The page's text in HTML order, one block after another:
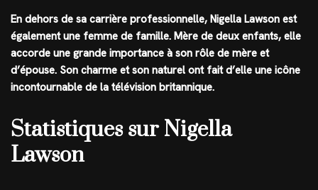
En dehors de sa carrière professionnelle, Nigella Lawson est
également une femme de famille. Mère de deux enfants, elle
accorde une grande importance à son rôle de mère et
d’épouse. Son charme et son naturel ont fait d’elle une icône
incontournable de la télévision britannique.
Statistiques sur Nigella
Lawson